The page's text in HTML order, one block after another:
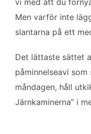
Men varför inte
slantarna på ett
Det lättaste sättet
påminnelseavi
måndagen, håll
Järnkaminerna” i